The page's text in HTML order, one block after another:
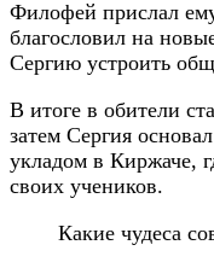
Филофей прислал
благословил на
Сергию устроить
В итоге в обители
затем Сергия
укладом в Киржаче,
своих учеников.
Какие чудеса